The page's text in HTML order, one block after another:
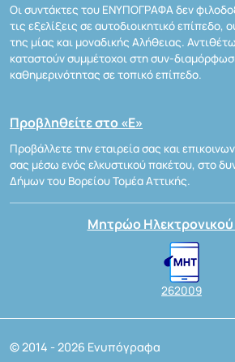
Οι συντάκτες του ΕΝΥΠΟΓΡΑΦΑ δεν
τις εξελίξεις σε αυτοδιοικητικό επίπεδο,
της μίας και μοναδικής Αλήθειας.
καταστούν συμμέτοχοι στη συν-
καθημερινότητας σε τοπικό επίπεδο.
Προβληθείτε στο «Ε»
Προβάλλετε την εταιρεία σας και
σας μέσω ενός ελκυστικού πακέτου, στο
Δήμων του Βορείου Τομέα Αττικής.
Μητρώο
262009
© 2014 - 2026 Ενυπόγραφα